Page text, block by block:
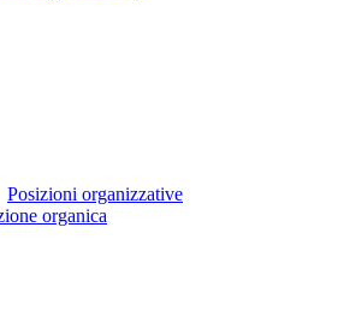
Posizioni organizzative
organica